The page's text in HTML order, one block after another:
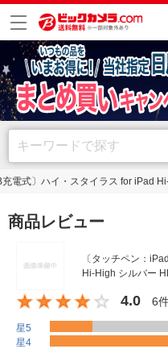
電式〕ハイ・スタイラス for iPad
商品レビュー
〔タッチペン：
Hi-High シルバー
4.0 6
星5
星4